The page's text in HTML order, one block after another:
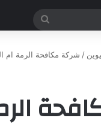
بحث
/ شركة مكافحة الرمة ام القيوين
ام